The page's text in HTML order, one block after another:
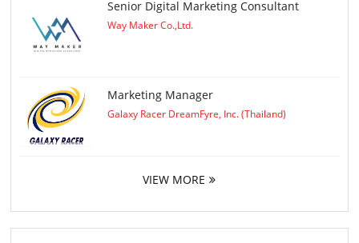
Senior Digital Marketing Consultant
Way Maker Co.,Ltd.
Marketing Manager
Galaxy Racer DreamFyre, Inc. (Thailand)
VIEW MORE